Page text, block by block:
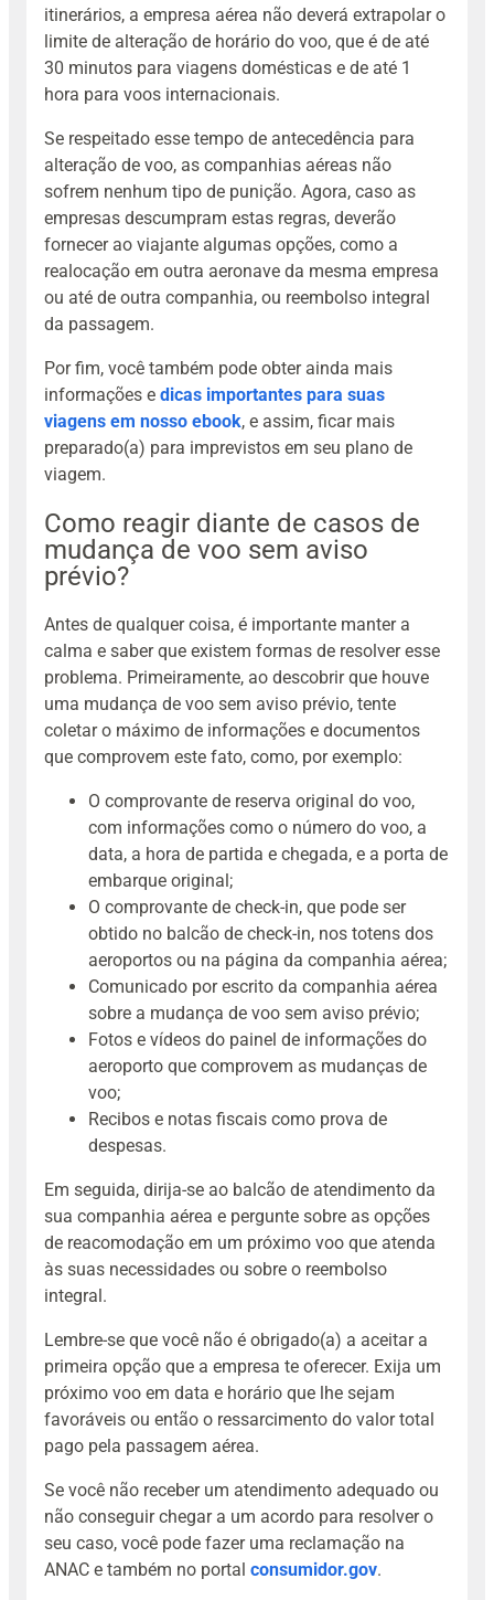
itinerários, a empresa aérea não deverá extrapolar o
limite de alteração de horário do voo, que é de até
30 minutos para viagens domésticas e de até 1
hora para voos internacionais.
Se respeitado esse tempo de antecedência para
alteração de voo, as companhias aéreas não
sofrem nenhum tipo de punição. Agora, caso as
empresas descumpram estas regras, deverão
fornecer ao viajante algumas opções, como a
realocação em outra aeronave da mesma empresa
ou até de outra companhia, ou reembolso integral
da passagem.
Por fim, você também pode obter ainda mais
informações e dicas importantes para suas
viagens em nosso ebook, e assim, ficar mais
preparado(a) para imprevistos em seu plano de
viagem.
Como reagir diante de casos de
mudança de voo sem aviso
prévio?
Antes de qualquer coisa, é importante manter a
calma e saber que existem formas de resolver esse
problema. Primeiramente, ao descobrir que houve
uma mudança de voo sem aviso prévio, tente
coletar o máximo de informações e documentos
que comprovem este fato, como, por exemplo:
O comprovante de reserva original do voo,
com informações como o número do voo, a
data, a hora de partida e chegada, e a porta de
embarque original;
O comprovante de check-in, que pode ser
obtido no balcão de check-in, nos totens dos
aeroportos ou na página da companhia aérea;
Comunicado por escrito da companhia aérea
sobre a mudança de voo sem aviso prévio;
Fotos e vídeos do painel de informações do
aeroporto que comprovem as mudanças de
voo;
Recibos e notas fiscais como prova de
despesas.
Em seguida, dirija-se ao balcão de atendimento da
sua companhia aérea e pergunte sobre as opções
de reacomodação em um próximo voo que atenda
às suas necessidades ou sobre o reembolso
integral.
Lembre-se que você não é obrigado(a) a aceitar a
primeira opção que a empresa te oferecer. Exija um
próximo voo em data e horário que lhe sejam
favoráveis ou então o ressarcimento do valor total
pago pela passagem aérea.
Se você não receber um atendimento adequado ou
não conseguir chegar a um acordo para resolver o
seu caso, você pode fazer uma reclamação na
ANAC e também no portal consumidor.gov.